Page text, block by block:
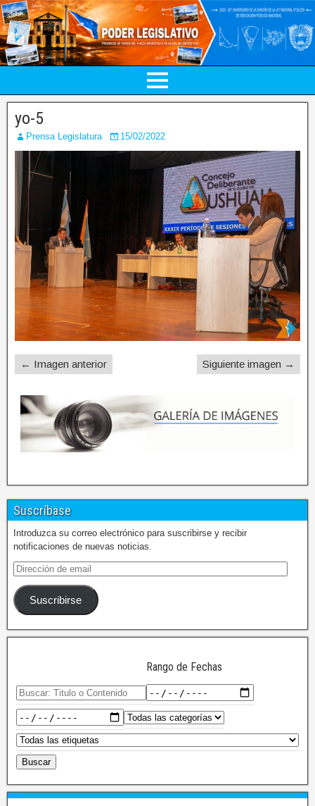
yo-5
Prensa Legislatura 15/02/2022
← Imagen anterior Siguiente imagen →
Suscríbase
Introduzca su correo electrónico para suscribirse y recibir
notificaciones de nuevas noticias.
Suscribirse
Rango de Fechas